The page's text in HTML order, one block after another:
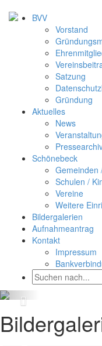
BVV
Vorstand
Satzung
Gründung
Aktuelles
News
Schönebeck
Gemeinden
Schulen /
Vereine
Weitere
Bildergalerien
Aufnahmeantrag
Kontakt
Impressum